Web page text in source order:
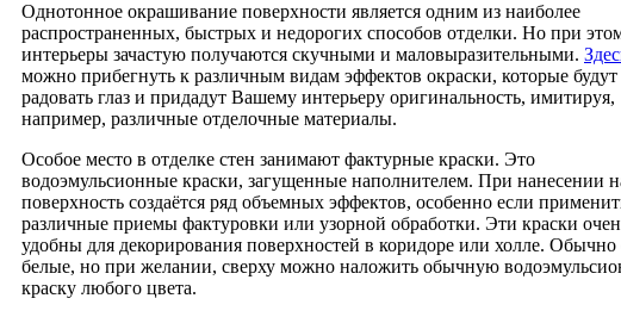
Однотонное окрашивание поверхности является одним из наиболее
распространенных, быстрых и недорогих способов отделки. Но при
интерьеры зачастую получаются скучными и маловыразительными.
можно прибегнуть к различным видам эффектов окраски, которые будут
радовать глаз и придадут Вашему интерьеру оригинальность, имитируя,
например, различные отделочные материалы.
Особое место в отделке стен занимают фактурные краски. Это
водоэмульсионные краски, загущенные наполнителем. При нанесении
поверхность создаётся ряд объемных эффектов, особенно если
различные приемы фактуровки или узорной обработки. Эти краски
удобны для декорирования поверхностей в коридоре или холле. Обычно
белые, но при желании, сверху можно наложить обычную
краску любого цвета.